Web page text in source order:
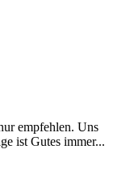
empfehlen. Uns
ist Gutes immer...